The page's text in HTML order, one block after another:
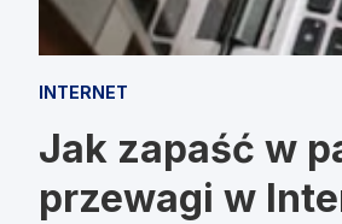
INTERNET
Jak zapaść w
przewagi w